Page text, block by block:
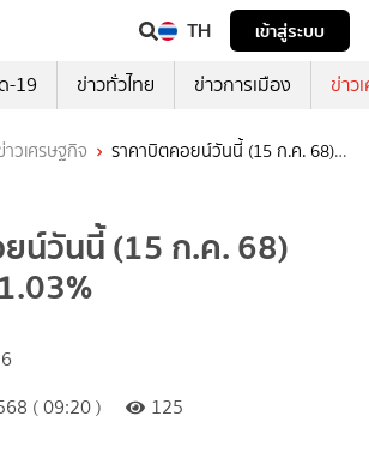
TH
เข้าสู่ระบบ
-19 ข่าวทั่วไทย ข่าวการเมือง ข่าว
าวเศรษฐกิจ
ราคาบิตคอยน์วันนี้ (15 ก.ค. 68)
น์วันนี้ (15 ก.ค. 68)
( 09:20 )
125